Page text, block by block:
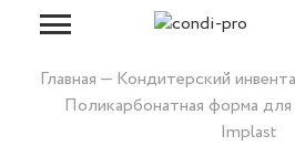
Главная — Кондитерский
Поликарбонатная форма
Implast